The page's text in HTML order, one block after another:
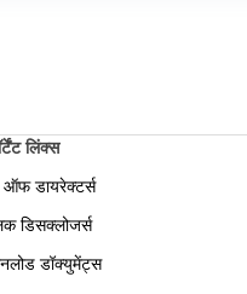
लिंक्स
ऑफ डायरेक्टर्स
डिसक्लोजर्स
डॉक्युमेंट्स